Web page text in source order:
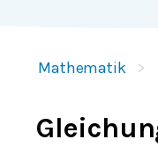
Mathematik